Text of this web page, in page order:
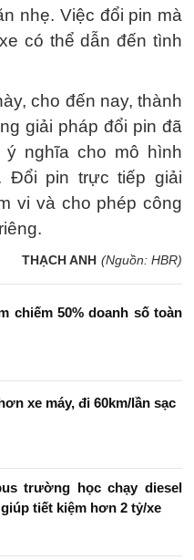
nhẹ. Việc đổi pin mà
có thể dẫn đến tình
cho đến nay, thành
giải pháp đổi pin đã
nghĩa cho mô hình
Đổi pin trực tiếp giải
vi và cho phép công
THẠCH ANH (Nguồn: HBR)
chiếm 50% doanh số toàn
xe máy, đi 60km/lần sạc
trường học chạy diesel
tiết kiệm hơn 2 tỷ/xe